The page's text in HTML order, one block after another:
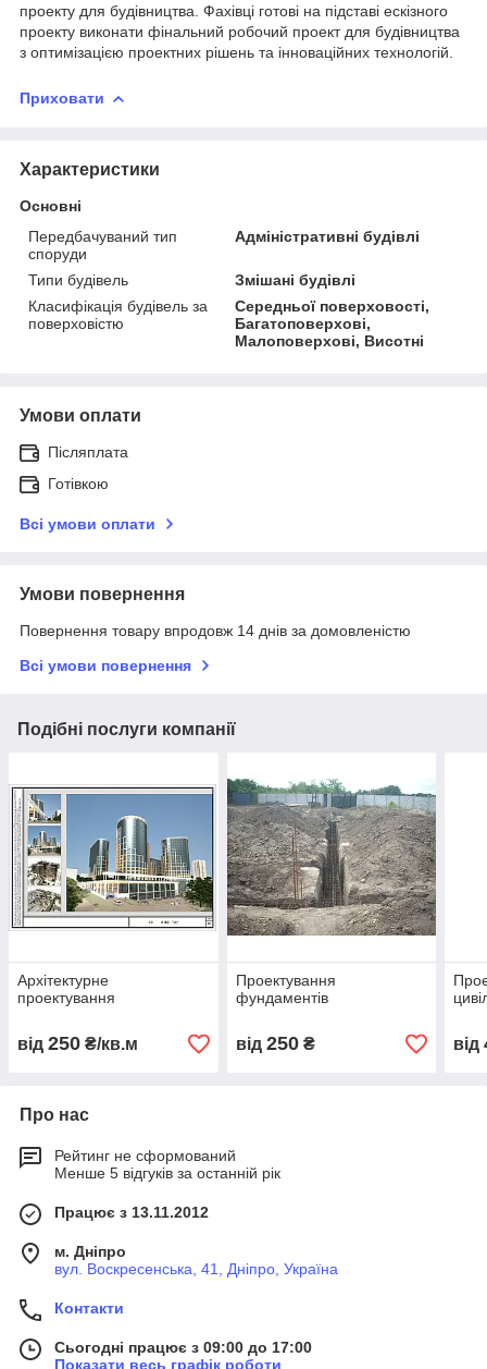
проекту для будівництва. Фахівці готові на підставі ескізного
проекту виконати фінальний робочий проект для будівництва
з оптимізацією проектних рішень та інноваційних технологій.
Приховати
Характеристики
Основні
Передбачуваний тип
споруди
Адміністративні будівлі
Типи будівель
Змішані будівлі
Класифікація будівель за
поверховістю
Середньої поверховості,
Багатоповерхові,
Малоповерхові, Висотні
Умови оплати
Післяплата
Готівкою
Всі умови оплати
Умови повернення
Повернення товару впродовж 14 днів за домовленістю
Всі умови повернення
Подібні послуги компанії
Архітектурне
проектування
від 250 ₴/кв.м
Проектування
фундаментів
від 250₴ від
Про нас
Рейтинг не сформований
Менше 5 відгуків за останній рік
Працює з 13.11.2012
м. Дніпро
вул. Воскресенська, 41, Дніпро, Україна
Контакти
Сьогодні працює з 09:00 до 17:00
Показати весь графік роботи